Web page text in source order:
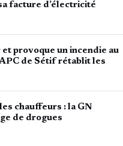
facture d’électricité
provoque un incendie au
de Sétif rétablit les
chauffeurs : la GN
de drogues